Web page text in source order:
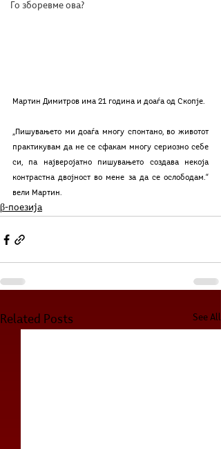
Го зборевме ова?
Мартин Димитров има 21 година и доаѓа од Скопје.
„Пишувањето ми доаѓа многу спонтано, во животот
практикувам да не се сфакам многу сериозно себе
си, па најверојатно пишувањето создава некоја
контрастна двојност во мене за да се ослободам.“
вели Мартин.
β-поезија
Related Posts See All